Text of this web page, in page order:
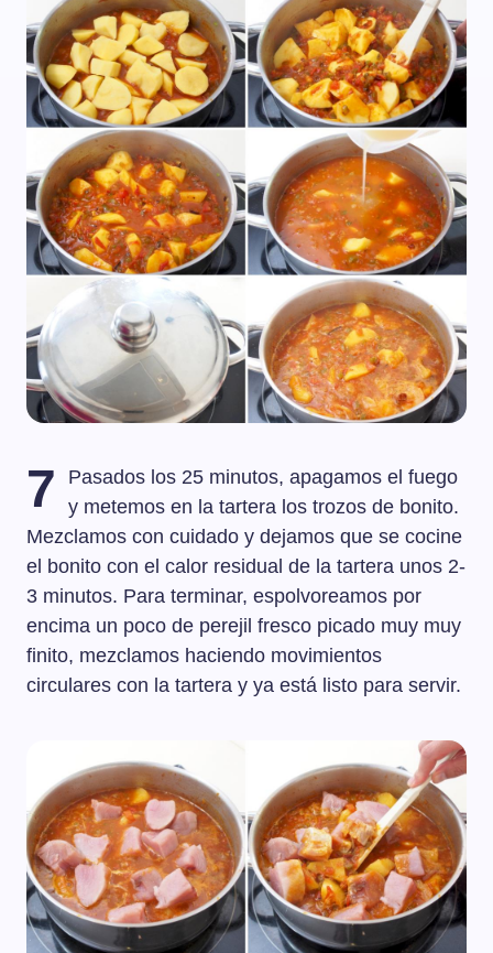
7
Pasados los 25 minutos, apagamos el fuego
y metemos en la tartera los trozos de bonito.
Mezclamos con cuidado y dejamos que se cocine
el bonito con el calor residual de la tartera unos 2-
3 minutos. Para terminar, espolvoreamos por
encima un poco de perejil fresco picado muy muy
finito, mezclamos haciendo movimientos
circulares con la tartera y ya está listo para servir.